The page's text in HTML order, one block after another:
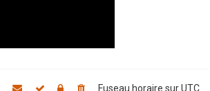
Fuseau horaire surUTC